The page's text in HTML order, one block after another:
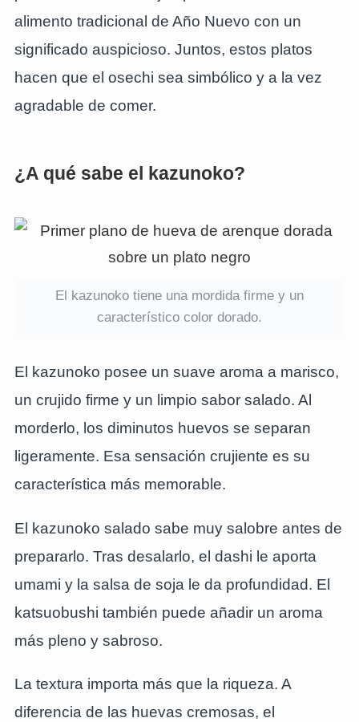
alimento tradicional de Año Nuevo con un
significado auspicioso. Juntos, estos platos
hacen que el osechi sea simbólico y a la vez
agradable de comer.
¿A qué sabe el kazunoko?
El kazunoko tiene una mordida firme y un
característico color dorado.
El kazunoko posee un suave aroma a marisco,
un crujido firme y un limpio sabor salado. Al
morderlo, los diminutos huevos se separan
ligeramente. Esa sensación crujiente es su
característica más memorable.
El kazunoko salado sabe muy salobre antes de
prepararlo. Tras desalarlo, el dashi le aporta
umami y la salsa de soja le da profundidad. El
katsuobushi también puede añadir un aroma
más pleno y sabroso.
La textura importa más que la riqueza. A
diferencia de las huevas cremosas, el